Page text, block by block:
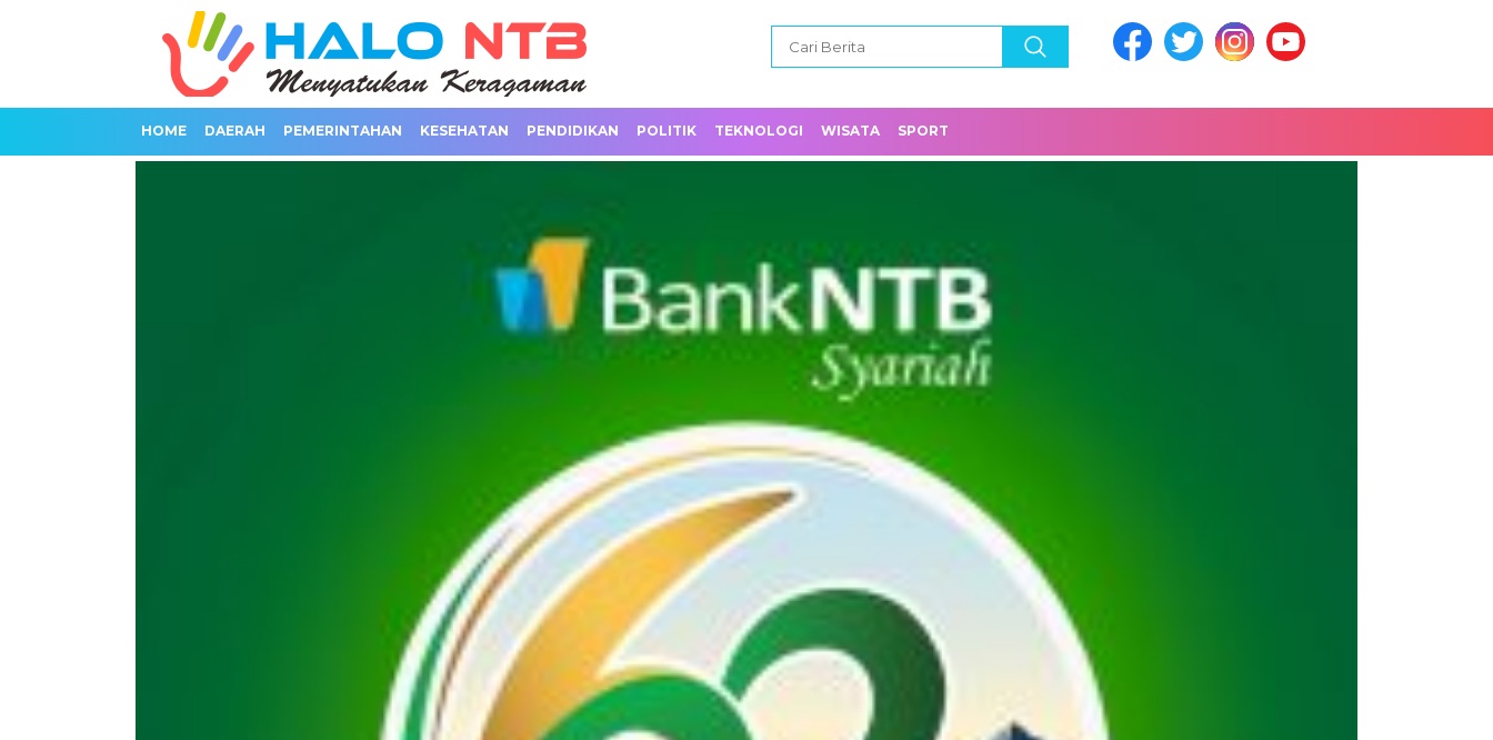
HOME DAERAH PEMERINTAHAN KESEHATAN PENDIDIKAN POLITIK TEKNOLOGI WISATA SPORT